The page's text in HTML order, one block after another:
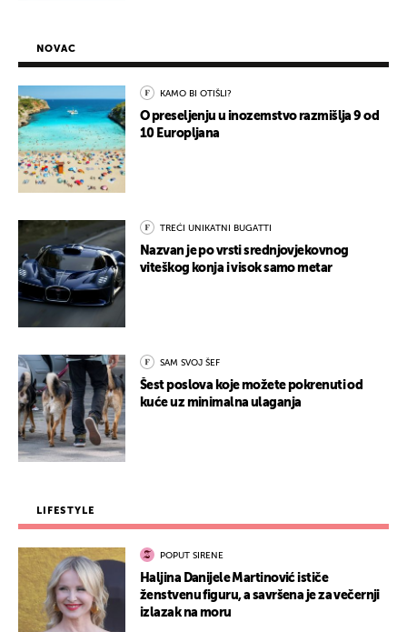
NOVAC
KAMO BI OTIŠLI?
O preseljenju u inozemstvo razmišlja 9 od
10 Europljana
TREĆI UNIKATNI BUGATTI
Nazvan je po vrsti srednjovjekovnog
viteškog konja i visok samo metar
SAM SVOJ ŠEF
Šest poslova koje možete pokrenuti od
kuće uz minimalna ulaganja
LIFESTYLE
POPUT SIRENE
Haljina Danijele Martinović ističe
ženstvenu figuru, a savršena je za večernji
izlazak na moru